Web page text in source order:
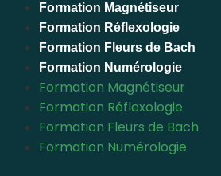
Formation Magnétiseur
Formation Réflexologie
Formation Fleurs de Bach
Formation Numérologie
Formation Magnétiseur
Formation Réflexologie
Formation Fleurs de Bach
Formation Numérologie